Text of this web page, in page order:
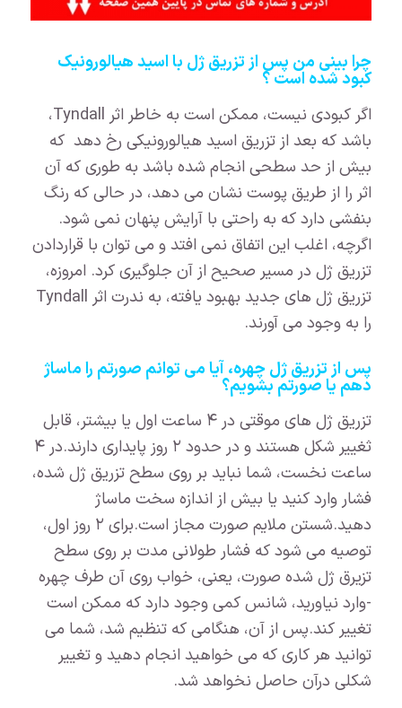
چرا بینی من پس از تزریق ژل با اسید هیالورونیک
کبود شده است ؟
اگر کبودی نیست، ممکن است به خاطر اثر Tyndall،
باشد که بعد از تزریق اسید هیالورونیکی رخ دهد که
بیش از حد سطحی انجام شده باشد به طوری که آن
اثر را از طریق پوست نشان می دهد، در حالی که رنگ
بنفشی دارد که به راحتی با آرایش پنهان نمی شود.
اگرچه، اغلب این اتفاق نمی افتد و می توان با قراردادن
تزریق ژل در مسیر صحیح از آن جلوگیری کرد. امروزه،
تزریق ژل های جدید بهبود یافته، به ندرت اثر Tyndall
را به وجود می آورند.
پس از تزریق ژل چهره، آیا می توانم صورتم را ماساژ
دهم یا صورتم بشویم؟
تزریق ژل های موقتی در ۴ ساعت اول یا بیشتر، قابل
ثغییر شکل هستند و در حدود ۲ روز پایداری دارند.در ۴
ساعت نخست، شما نباید بر روی سطح تزریق ژل شده،
فشار وارد کنید یا بیش از اندازه سخت ماساژ
دهید.شستن ملایم صورت مجاز است.برای ۲ روز اول،
توصیه می شود که فشار طولانی مدت بر روی سطح
تزیرق ژل شده صورت، یعنی، خواب روی آن طرف چهره
-وارد نیاورید، شانس کمی وجود دارد که ممکن است
تغییر کند.پس از آن، هنگامی که تنظیم شد، شما می
توانید هر کاری که می خواهید انجام دهید و تغییر
شکلی درآن حاصل نخواهد شد.